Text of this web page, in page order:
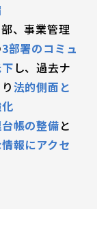
、事業管理
3部署のコミュ
し、過去ナ
法的側面と
帳の整備と
報にアクセ